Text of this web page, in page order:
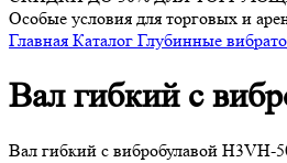
Особые условия для торговых и
Главная Каталог Глубинные
Вал гибкий с
Вал гибкий с вибробулавой